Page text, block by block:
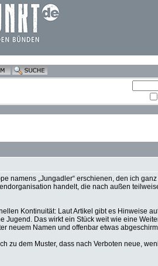
namens „Jungadler“ erschienen, den ich
handelt, die nach außen
Kontinuität: Laut Artikel gibt es Hinweise
Jugend. Das wirkt ein Stück weit wie eine
neuem Namen und offenbar etwas
zu dem Muster, dass nach Verboten neue,